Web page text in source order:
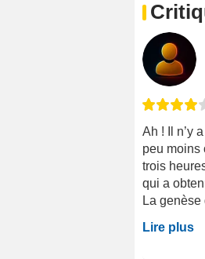
Ah ! Il n’y
peu moins
trois
qui a
La genèse
Lire plus